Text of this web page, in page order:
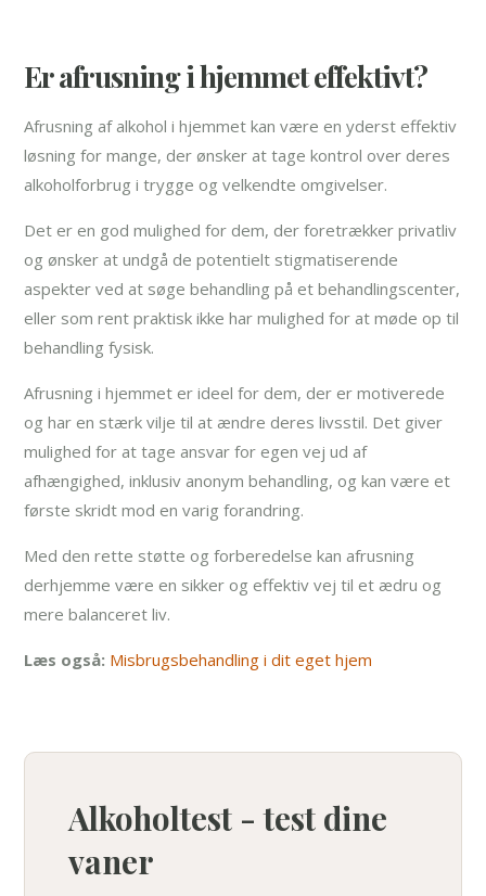
Er afrusning i hjemmet effektivt?
Afrusning af alkohol i hjemmet kan være en yderst effektiv
løsning for mange, der ønsker at tage kontrol over deres
alkoholforbrug i trygge og velkendte omgivelser.
Det er en god mulighed for dem, der foretrækker privatliv
og ønsker at undgå de potentielt stigmatiserende
aspekter ved at søge behandling på et behandlingscenter,
eller som rent praktisk ikke har mulighed for at møde op til
behandling fysisk.
Afrusning i hjemmet er ideel for dem, der er motiverede
og har en stærk vilje til at ændre deres livsstil. Det giver
mulighed for at tage ansvar for egen vej ud af
afhængighed, inklusiv anonym behandling, og kan være et
første skridt mod en varig forandring.
Med den rette støtte og forberedelse kan afrusning
derhjemme være en sikker og effektiv vej til et ædru og
mere balanceret liv.
Læs også: Misbrugsbehandling i dit eget hjem
Alkoholtest - test dine
vaner